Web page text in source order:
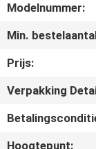
NIEUWS
EEN
Modelnummer:
Min.
Prijs:
Verpakking
Hoogtepunt: